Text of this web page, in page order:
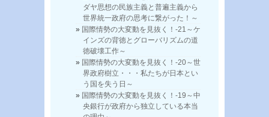
ダヤ思想の民族主義と普遍主義から
世界統一政府の思考に繋がった！～
国際情勢の大変動を見抜く！-21～ケ
インズの背徳とグローバリズムの道
徳破壊工作～
国際情勢の大変動を見抜く！-20～世
界政府樹立・・・私たちが日本とい
う国を失う日～
国際情勢の大変動を見抜く！-19～中
央銀行が政府から独立している本当